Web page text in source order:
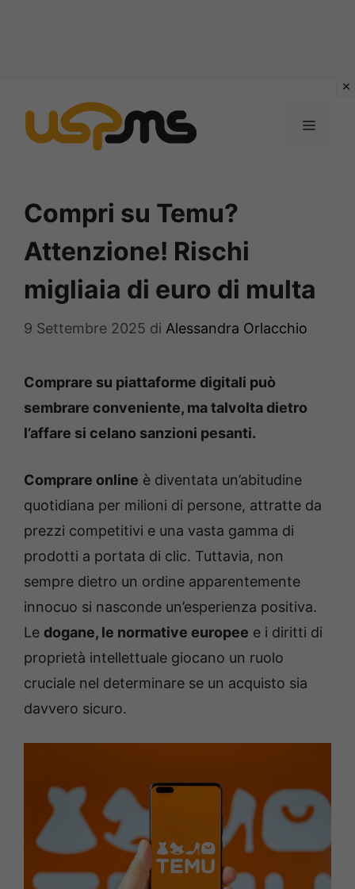
contenuto
MENU
Compri su Temu?
Attenzione! Rischi
migliaia di euro di multa
9 Settembre 2025 di Alessandra Orlacchio
Comprare su piattaforme digitali può
sembrare conveniente, ma talvolta dietro
l’affare si celano sanzioni pesanti.
Comprare online è diventata un’abitudine
quotidiana per milioni di persone, attratte da
prezzi competitivi e una vasta gamma di
prodotti a portata di clic. Tuttavia, non
sempre dietro un ordine apparentemente
innocuo si nasconde un’esperienza positiva.
Le dogane, le normative europee e i diritti di
proprietà intellettuale giocano un ruolo
cruciale nel determinare se un acquisto sia
davvero sicuro.